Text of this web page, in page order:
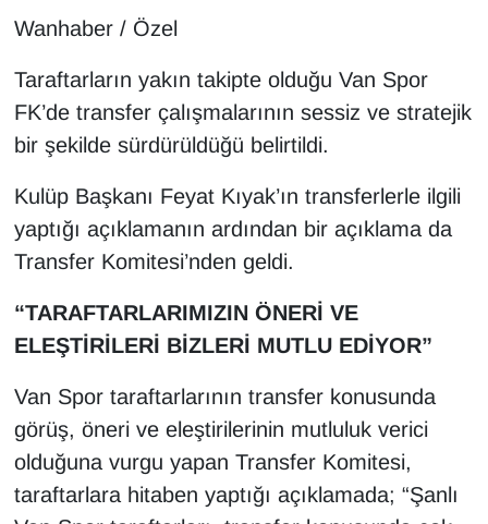
Wanhaber / Özel
Taraftarların yakın takipte olduğu Van Spor
FK’de transfer çalışmalarının sessiz ve stratejik
bir şekilde sürdürüldüğü belirtildi.
Kulüp Başkanı Feyat Kıyak’ın transferlerle ilgili
yaptığı açıklamanın ardından bir açıklama da
Transfer Komitesi’nden geldi.
“TARAFTARLARIMIZIN ÖNERİ VE
ELEŞTİRİLERİ BİZLERİ MUTLU EDİYOR”
Van Spor taraftarlarının transfer konusunda
görüş, öneri ve eleştirilerinin mutluluk verici
olduğuna vurgu yapan Transfer Komitesi,
taraftarlara hitaben yaptığı açıklamada; “Şanlı
Kadın
Kamu Alımları
Kim Kimdir?
Kültür & Sanat
KURDÎ
MEDYA
ONE EKONOMİ